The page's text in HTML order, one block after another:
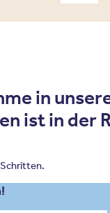
in
ist in der